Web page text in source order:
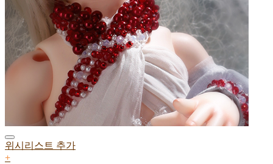
위시리스트 추가
+